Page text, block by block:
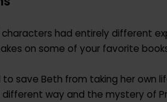
had entirely different
on some of your favorite
to save Beth from taking her own
way and the mystery of